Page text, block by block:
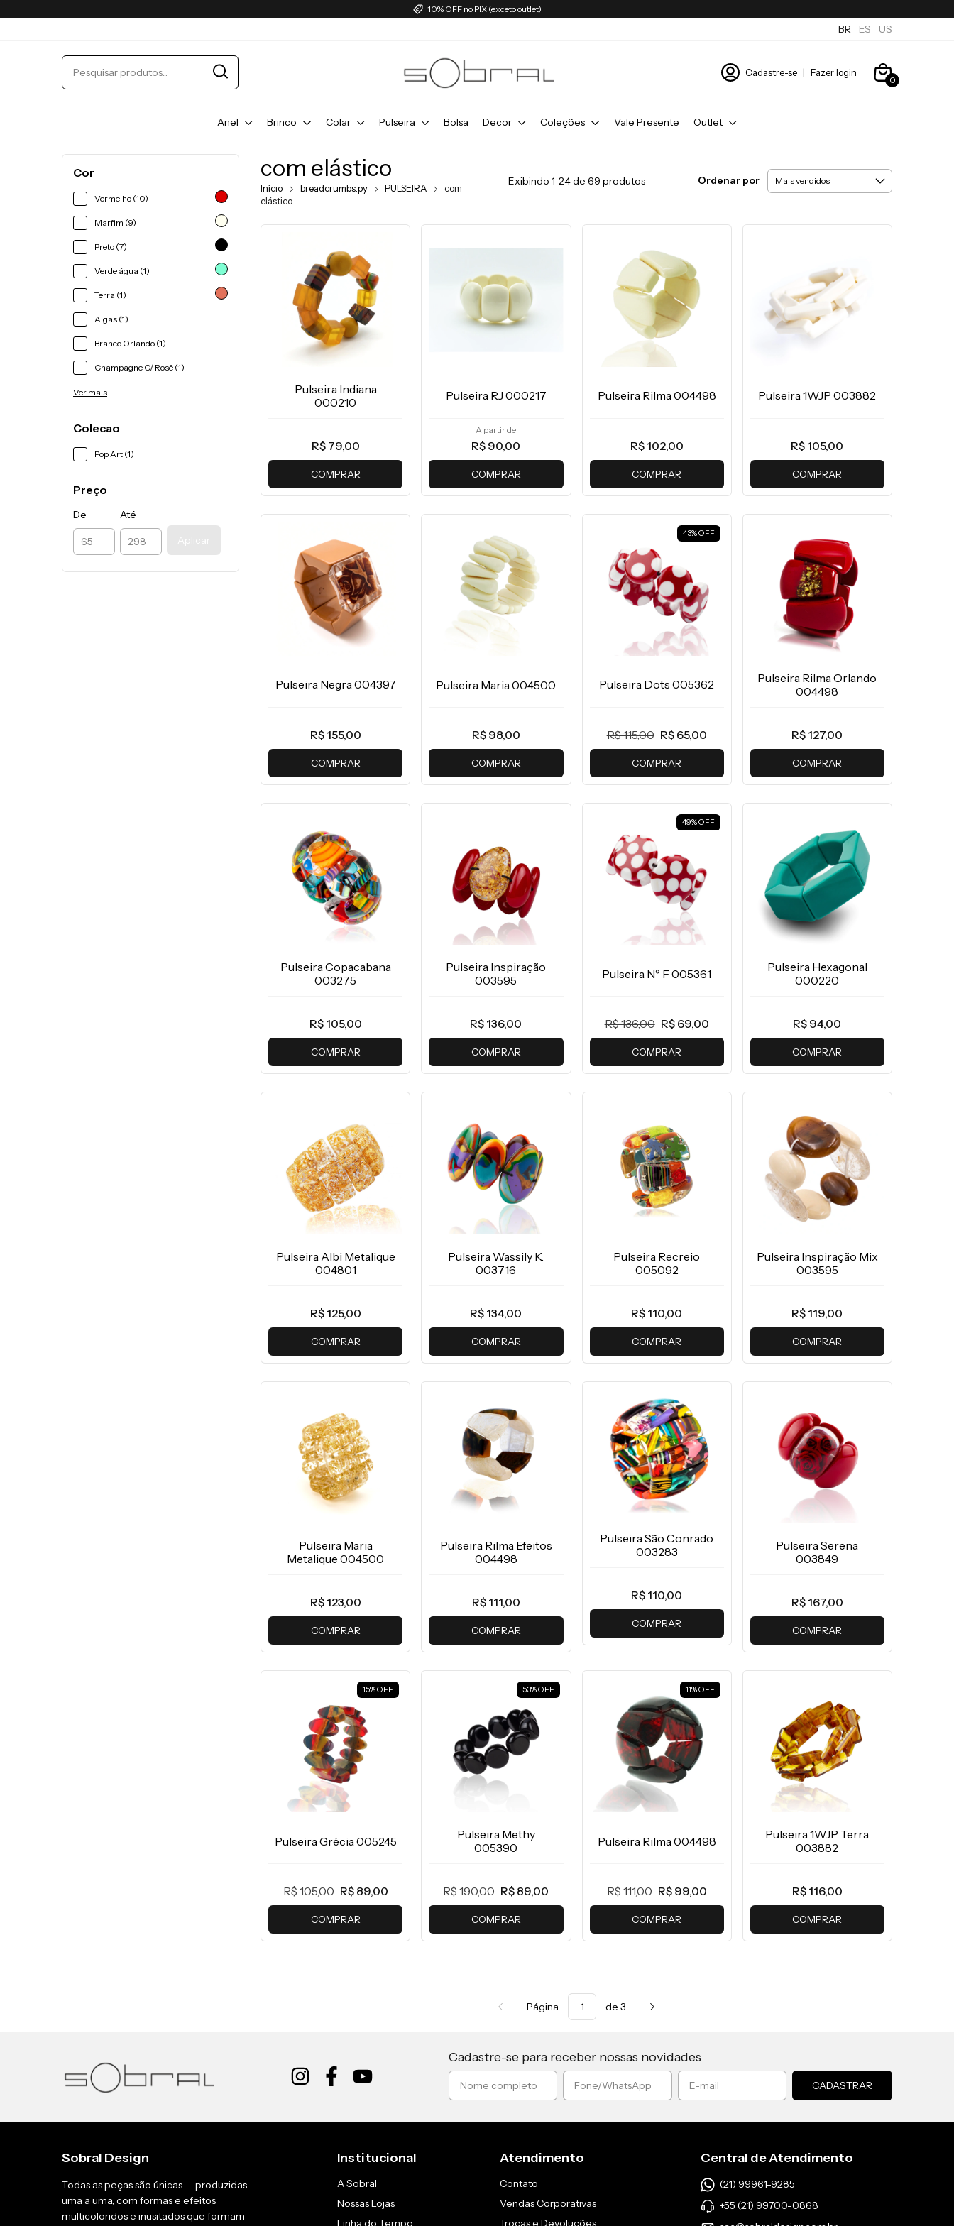
10% OFF no PIX (exceto outlet)
BR ES US
Cadastre-se | Fazer login
0
Anel Brinco Colar Pulseira Bolsa Decor Coleções Vale Presente Outlet
Cor
Vermelho (10)
Marfim (9)
Preto (7)
Verde água (1)
Terra (1)
Algas (1)
Branco Orlando (1)
Champagne C/ Rosê (1)
Ver mais
Colecao
Pop Art (1)
Preço
De
Até
Aplicar
com elástico
Início breadcrumbs.py PULSEIRA
com
elástico
Exibindo 1-24 de 69 produtos Ordenar por
Pulseira Indiana
000210
R$ 79,00
COMPRAR
Pulseira RJ 000217
A partir de
R$ 90,00
COMPRAR
Pulseira Rilma 004498
R$ 102,00
COMPRAR
Pulseira 1WJP 003882
R$ 105,00
COMPRAR
Pulseira Negra 004397
R$ 155,00
COMPRAR
Pulseira Maria 004500
R$ 98,00
COMPRAR
43%OFF
Pulseira Dots 005362
R$ 115,00 R$ 65,00
COMPRAR
Pulseira Rilma Orlando
004498
R$ 127,00
COMPRAR
Pulseira Copacabana
003275
R$ 105,00
COMPRAR
Pulseira Inspiração
003595
R$ 136,00
COMPRAR
49%OFF
Pulseira Nº F 005361
R$ 136,00 R$ 69,00
COMPRAR
Pulseira Hexagonal
000220
R$ 94,00
COMPRAR
Pulseira Albi Metalique
004801
R$ 125,00
COMPRAR
Pulseira Wassily K.
003716
R$ 134,00
COMPRAR
Pulseira Recreio
005092
R$ 110,00
COMPRAR
Pulseira Inspiração Mix
003595
R$ 119,00
COMPRAR
Pulseira Maria
Metalique 004500
R$ 123,00
COMPRAR
Pulseira Rilma Efeitos
004498
R$ 111,00
COMPRAR
Pulseira São Conrado
003283
R$ 110,00
COMPRAR
Pulseira Serena
003849
R$ 167,00
COMPRAR
15%OFF
Pulseira Grécia 005245
R$ 105,00 R$ 89,00
COMPRAR
53%OFF
Pulseira Methy
005390
R$ 190,00 R$ 89,00
COMPRAR
11%OFF
Pulseira Rilma 004498
R$ 111,00 R$ 99,00
COMPRAR
Pulseira 1WJP Terra
003882
R$ 116,00
COMPRAR
Página de 3
Cadastre-se para receber nossas novidades
Sobral Design
Todas as peças são únicas — produzidas
uma a uma, com formas e efeitos
multicoloridos e inusitados que formam
Institucional
A Sobral
Nossas Lojas
Linha do Tempo
Atendimento
Contato
Vendas Corporativas
Trocas e Devoluções
Central de Atendimento
(21) 99961-9285
+55 (21) 99700-0868